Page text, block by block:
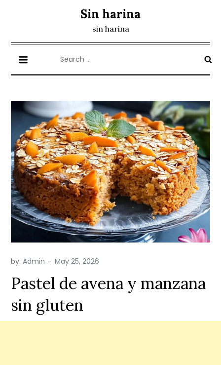
Sin harina
sin harina
for:
by:Admin
Pastel de avena y manzana
sin gluten